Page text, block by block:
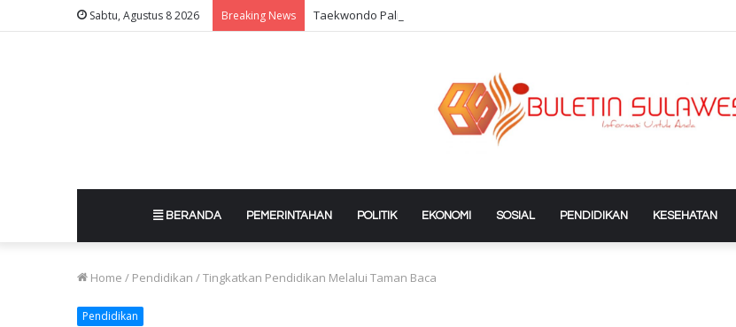
Sabtu, Agustus 8 2026 Breaking News Taekwondo Palindo Cup Series 2 Poso Diramaikan Ratusan Atlet
BERANDA PEMERINTAHAN POLITIK EKONOMI SOSIAL PENDIDIKAN KESEHATAN
Home / Pendidikan /Tingkatkan Pendidikan Melalui Taman Baca
Pendidikan